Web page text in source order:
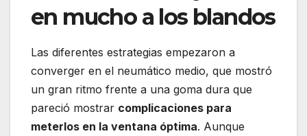
en mucho a los blandos
Las diferentes estrategias empezaron a
converger en el neumático medio, que mostró
un gran ritmo frente a una goma dura que
pareció mostrar complicaciones para
meterlos en la ventana óptima. Aunque